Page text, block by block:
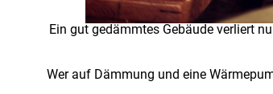
Ein gut gedämmtes Gebäude verliert
Wer auf Dämmung und eine